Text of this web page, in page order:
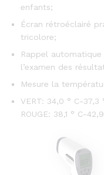
enfants;
Écran rétroéclairé
tricolore;
Rappel
l’examen des
Mesure la
VERT: 34,0 ° C-37,3
ROUGE: 38,1 ° C-